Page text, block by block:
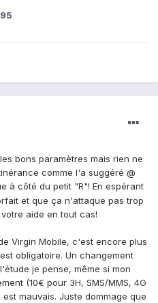
bons paramètres mais rien ne
comme l'a suggéré @
à côté du petit "R"! En espérant
et que ça n'attaque pas trop
aide en tout cas!
Virgin Mobile, c'est encore plus
obligatoire. Un changement
je pense, même si mon
(10€ pour 3H, SMS/MMS, 4G
mauvais. Juste dommage que